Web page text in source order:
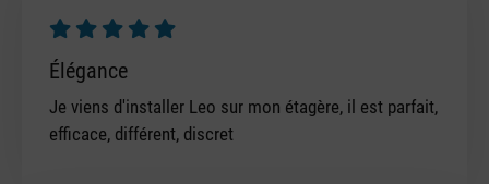
Review with rating of 5 out of 5 stars
Élégance
Je viens d'installer Leo sur mon étagère, il est parfait,
efficace, différent, discret